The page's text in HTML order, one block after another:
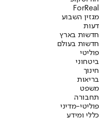
ForReal
מגזין השבוע
דעות
חדשות בארץ
חדשות בעולם
פוליטי
ביטחוני
חינוך
בריאות
משפט
תחבורה
פוליטי-מדיני
כללי ומידע